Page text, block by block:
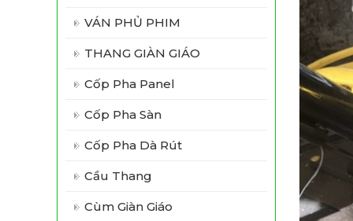
VÁN PHỦ PHIM
THANG GIÀN GIÁO
Cốp Pha Panel
Cốp Pha Sàn
Cốp Pha Dà Rút
Cầu Thang
Cùm Giàn Giáo